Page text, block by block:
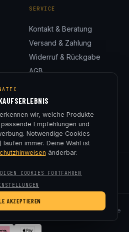
SERVICE
Kontakt & Beratung
Versand & Zahlung
Widerruf & Rückgabe
AGB
Impressum
Cookie-Einstellungen
· FN 330182m, LG Salzburg · Alle Preise
wir, welche Produkte
Empfehlungen und
Notwendige Cookies
laufen immer. Deine Wahl ist
änderbar.
AKZEPTIEREN
COOKIES FORTFAHREN